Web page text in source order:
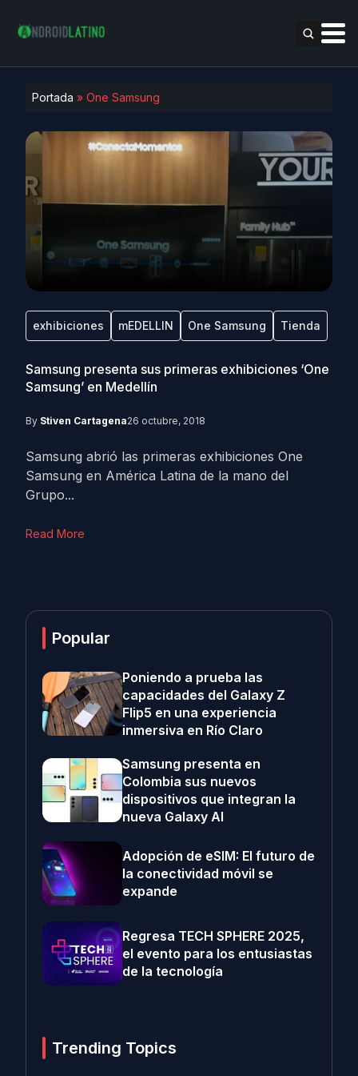
Portada » One Samsung
exhibiciones mEDELLIN One Samsung Tienda
Samsung presenta sus primeras exhibiciones ‘One
Samsung’ en Medellín
By Stiven Cartagena26 octubre, 2018
Samsung abrió las primeras exhibiciones One
Samsung en América Latina de la mano del
Grupo...
Read More
Popular
Poniendo a prueba las
capacidades del Galaxy Z
Flip5 en una experiencia
inmersiva en Río Claro
Samsung presenta en
Colombia sus nuevos
dispositivos que integran la
nueva Galaxy AI
Adopción de eSIM: El futuro de
la conectividad móvil se
expande
Regresa TECH SPHERE 2025,
el evento para los entusiastas
de la tecnología
Trending Topics